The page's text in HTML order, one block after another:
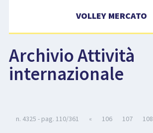
VOLLEY MERCATO
COMPETIZIONI
EVENTI
LIBRI
VOLLEY MERCATO
Archivio Attività
internazionale
n. 4325 - pag. 110/361 « 106 107 108